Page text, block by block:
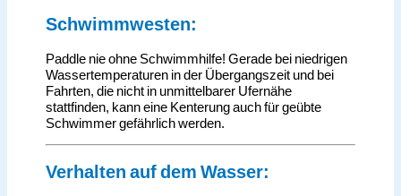
Schwimmwesten:
Paddle nie ohne Schwimmhilfe! Gerade bei niedrigen
Wassertemperaturen in der Übergangszeit und bei
Fahrten, die nicht in unmittelbarer Ufernähe
stattfinden, kann eine Kenterung auch für geübte
Schwimmer gefährlich werden.
Verhalten auf dem Wasser: